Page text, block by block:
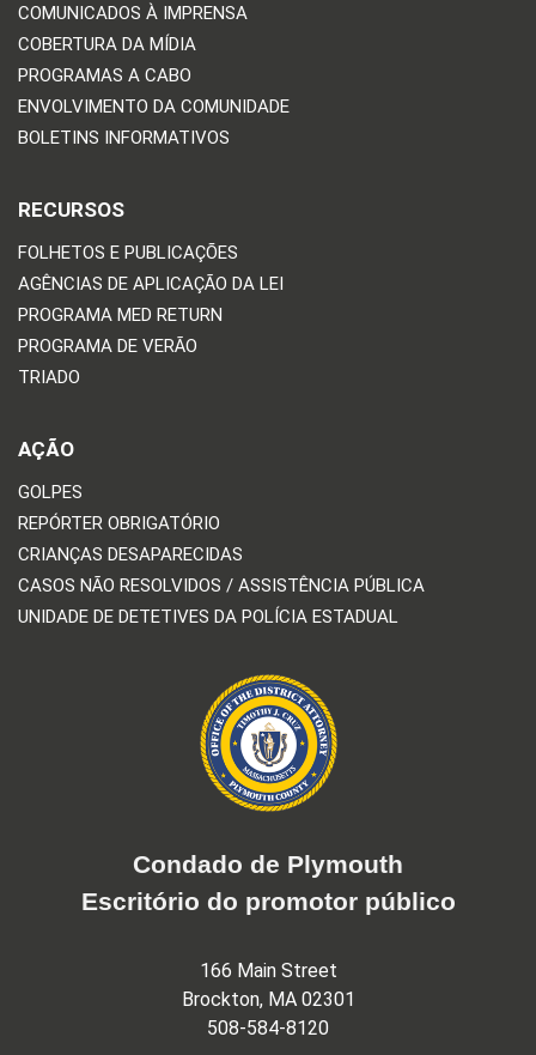
COMUNICADOS À IMPRENSA
COBERTURA DA MÍDIA
PROGRAMAS A CABO
ENVOLVIMENTO DA COMUNIDADE
BOLETINS INFORMATIVOS
RECURSOS
FOLHETOS E PUBLICAÇÕES
AGÊNCIAS DE APLICAÇÃO DA LEI
PROGRAMA MED RETURN
PROGRAMA DE VERÃO
TRIADO
AÇÃO
GOLPES
REPÓRTER OBRIGATÓRIO
CRIANÇAS DESAPARECIDAS
CASOS NÃO RESOLVIDOS / ASSISTÊNCIA PÚBLICA
UNIDADE DE DETETIVES DA POLÍCIA ESTADUAL
Condado de Plymouth
Escritório do promotor público
166 Main Street
Brockton, MA 02301
508-584-8120